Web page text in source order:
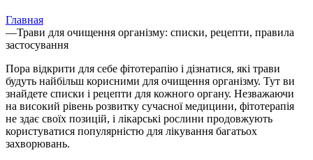
Главная
—Трави для очищення організму: списки, рецепти, правила
застосування
Пора відкрити для себе фітотерапію і дізнатися, які трави
будуть найбільш корисними для очищення організму. Тут ви
знайдете списки і рецепти для кожного органу. Незважаючи
на високий рівень розвитку сучасної медицини, фітотерапія
не здає своїх позицій, і лікарські рослини продовжують
користуватися популярністю для лікування багатьох
захворювань.